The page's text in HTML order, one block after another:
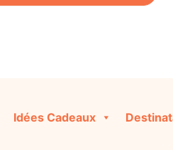
Idées Cadeaux